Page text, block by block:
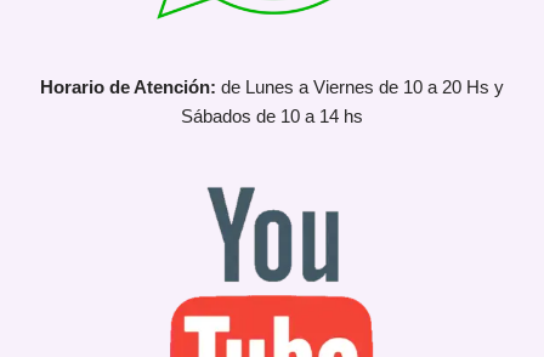
Horario de Atención: de Lunes a Viernes de 10 a 20 Hs y
Sábados de 10 a 14 hs